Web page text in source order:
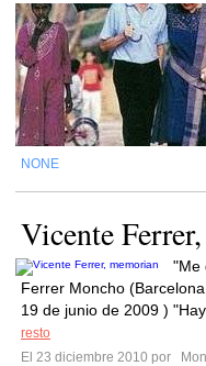
NONE
Vicente
"Me
Ferrer Moncho
19 de junio de 2009 )
resto
El 23 diciembre 2010 por